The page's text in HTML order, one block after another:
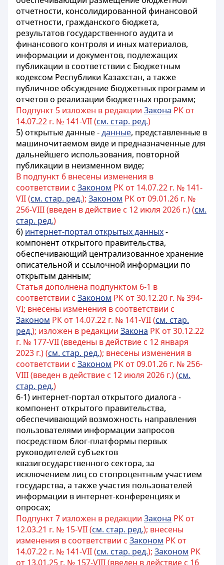
отчетности, консолидированной финансовой
отчетности, гражданского бюджета,
результатов государственного аудита и
финансового контроля и иных материалов,
информации и документов, подлежащих
публикации в соответствии с Бюджетным
кодексом Республики Казахстан, а также
публичное обсуждение бюджетных программ и
отчетов о реализации бюджетных программ;
Подпункт 5 изложен в редакции Закона РК от
14.07.22 г. № 141-VII (см. стар. ред.)
5)открытые данные -данные, представленные в
машиночитаемом виде и предназначенные для
дальнейшего использования, повторной
публикации в неизменном виде;
В подпункт 6 внесены изменения в
соответствии с Законом РК от 14.07.22 г. № 141-
VII (см. стар. ред.); Законом РК от 09.01.26 г. №
256-VIII (введен в действие с 12 июля 2026 г.) (см.
стар. ред.)
6) интернет-портал открытых данных-
компонент открытого правительства,
обеспечивающий централизованное хранение
описательной и ссылочной информации по
открытым данным;
Статья дополнена подпунктом 6-1 в
соответствии с Законом РК от 30.12.20 г. № 394-
VI; внесены изменения в соответствии с
Законом РК от 14.07.22 г. № 141-VII (см. стар.
ред.); изложен в редакции Закона РК от 30.12.22
г. № 177-VII (введены в действие с 12 января
2023 г.) (см. стар. ред.); внесены изменения в
соответствии с Законом РК от 09.01.26 г. № 256-
VIII (введен в действие с 12 июля 2026 г.) (см.
стар. ред.)
6-1) интернет-портал открытого диалога -
компонент открытого правительства,
обеспечивающий возможность направления
пользователями информации запросов
посредством блог-платформы первых
руководителей субъектов
квазигосударственного сектора, за
исключением лиц со стопроцентным участием
государства, а также участия пользователей
информации в интернет-конференциях и
опросах;
Подпункт 7 изложен в редакции Закона РК от
12.03.21 г. № 15-VII (см. стар. ред.); внесены
изменения в соответствии с Законом РК от
14.07.22 г. № 141-VII (см. стар. ред.); Законом РК
от 13.01.25 г. № 157-VIII (введен в действие с 16